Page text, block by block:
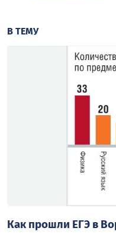
В ТЕМУ
Как прошли ЕГЭ в